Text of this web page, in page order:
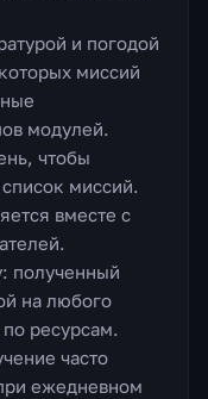
и погодой
миссий
модулей.
чтобы
миссий.
вместе с
полученный
на любого
ресурсам.
часто
ежедневном